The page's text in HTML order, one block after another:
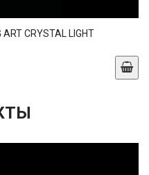
CRYSTAL LIGHT